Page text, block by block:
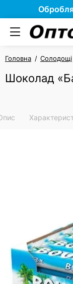
Головна Солодощі
Шоколад